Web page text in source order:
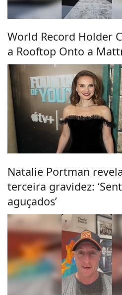
World Record Holder
a Rooftop Onto a
Natalie Portman
terceira gravidez:
aguçados’